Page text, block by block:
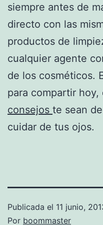
siempre antes de
directo con las
productos de
cualquier agente
de los cosméticos.
para compartir
consejos te sean
cuidar de tus ojos.
Publicada el 11 junio,
Por boommaster